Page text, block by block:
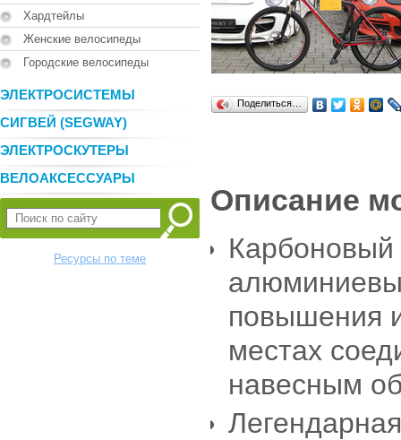
Хардтейлы
Женские велосипеды
Городские велосипеды
ЭЛЕКТРОСИСТЕМЫ
СИГВЕЙ (SEGWAY)
ЭЛЕКТРОСКУТЕРЫ
ВЕЛОАКСЕССУАРЫ
Ресурсы по теме
Поделиться…
Описание
Карбоновый
повышения
местах
навесным